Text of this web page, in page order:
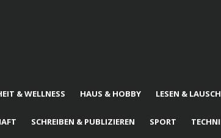
& WELLNESS HAUS & HOBBY LESEN &
SCHREIBEN & PUBLIZIEREN SPORT